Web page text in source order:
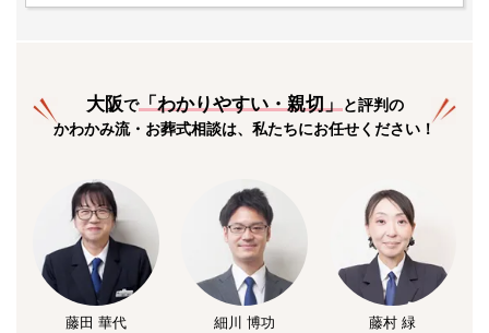
大阪で「わかりやすい・親切」と評判の
かわかみ流・お葬式相談は、私たちにお任せください！
藤田 華代 細川 博功 藤村 緑